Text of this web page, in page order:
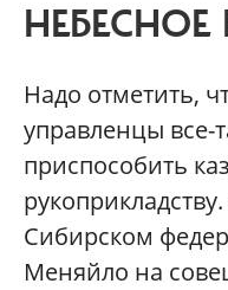
НЕБЕСНОЕ
Надо отметить,
управленцы все-
приспособить
Сибирском
Меняйло на